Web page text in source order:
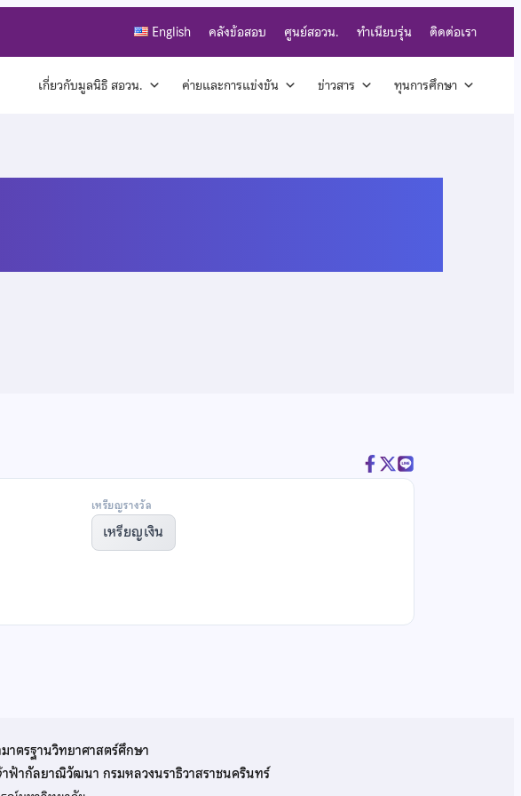
English คลังข้อสอบ ศูนย์สอวน. ทำเนียบรุ่น ติดต่อเรา
เกี่ยวกับมูลนิธิ สอวน. ค่ายและการแข่งขัน ข่าวสาร ทุนการศึกษา
เหรียญรางวัล
เหรียญเงิน
าตรฐานวิทยาศาสตร์ศึกษา
าฟ้ากัลยาณิวัฒนา กรมหลวงนราธิวาสราชนครินทร์